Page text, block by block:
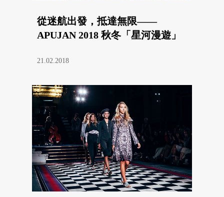
從迷航出發，抵達無限——
APUJAN 2018 秋冬「星河漫遊」
21.02.2018